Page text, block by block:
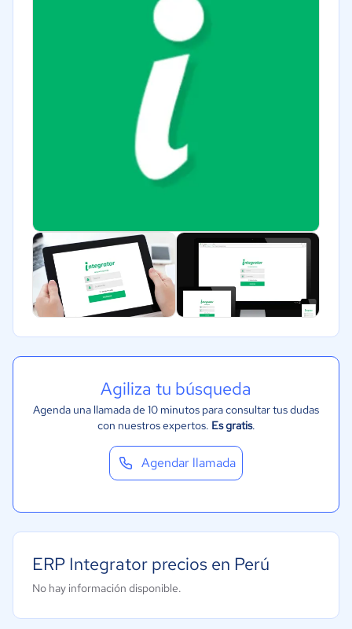
Agiliza tu búsqueda
Agenda una llamada de 10 minutos para consultar tus dudas
con nuestros expertos. Es gratis.
Agendar llamada
ERP Integrator precios en Perú
No hay información disponible.